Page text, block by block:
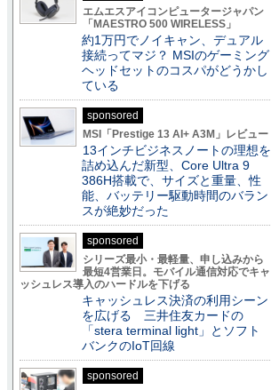
エムエスアイコンピュータージャパン
「MAESTRO 500 WIRELESS」
約1万円でノイキャン、デュアル
接続ってマジ？ MSIのゲーミング
ヘッドセットのコスパがどうかし
ている
sponsored
MSI「Prestige 13 AI+ A3M」レビュー
13インチビジネスノートの理想を
詰め込んだ新型、Core Ultra 9
386H搭載で、サイズと重量、性
能、バッテリー駆動時間のバラン
スが絶妙だった
sponsored
シリーズ最小・最軽量、申し込みから
最短4営業日。モバイル通信対応でキャ
ッシュレス導入のハードルを下げる
キャッシュレス決済の利用シーン
を広げる 三井住友カードの
「stera terminal light」とソフト
バンクのIoT回線
sponsored